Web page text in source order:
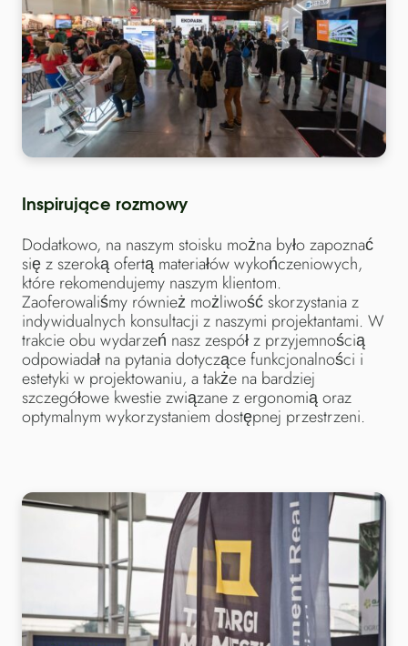
Inspirujące rozmowy
Dodatkowo, na naszym stoisku można było zapoznać
się z szeroką ofertą materiałów wykończeniowych,
które rekomendujemy naszym klientom.
Zaoferowaliśmy również możliwość skorzystania z
indywidualnych konsultacji z naszymi projektantami. W
trakcie obu wydarzeń nasz zespół z przyjemnością
odpowiadał na pytania dotyczące funkcjonalności i
estetyki w projektowaniu, a także na bardziej
szczegółowe kwestie związane z ergonomią oraz
optymalnym wykorzystaniem dostępnej przestrzeni.